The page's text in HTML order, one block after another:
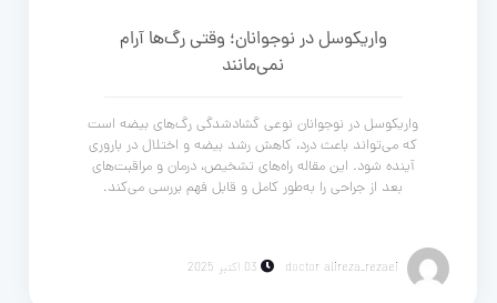
واریکوسل در نوجوانان؛ وقتی رگ‌ها آرام
نمی‌مانند
واریکوسل در نوجوانان نوعی گشادشدگی رگ‌های بیضه است
که می‌تواند باعث درد، کاهش رشد بیضه و اختلال در باروری
آینده شود. این مقاله راه‌های تشخیص، درمان و مراقبت‌های
بعد از جراحی را به‌طور کامل و قابل فهم بررسی می‌کند.
doctor alireza_rezaei 03 اکتبر 2025